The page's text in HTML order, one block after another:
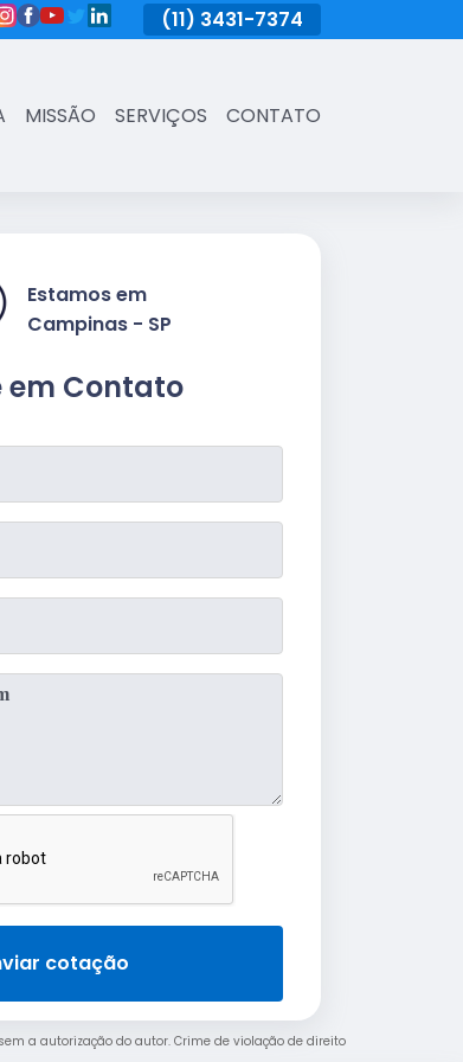
7374 (11) 3431-7374
MISSÃO SERVIÇOS CONTATO
em Contato
Estamos em
Campinas - SP
cotação
a autorização do autor. Crime de violação de direito